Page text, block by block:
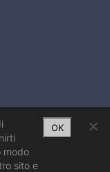
modo
sito e
OK